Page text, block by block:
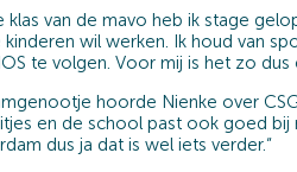
klas van de mavo heb ik stage
wil werken. Ik houd van
te volgen. Voor mij is het zo
hoorde Nienke over
en de school past ook goed
dus ja dat is wel iets verder.“